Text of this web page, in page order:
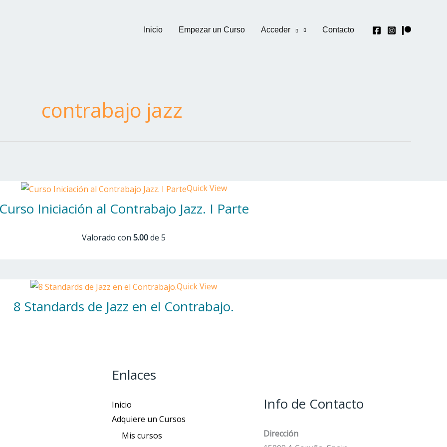
Inicio Empezar un Curso Acceder Contacto
contrabajo jazz
Quick View
Curso Iniciación al Contrabajo Jazz. I Parte
Valorado con 5.00de 5
Quick View
8 Standards de Jazz en el Contrabajo.
Enlaces
Inicio
Adquiere un Cursos
Mis cursos
Info de Contacto
Dirección